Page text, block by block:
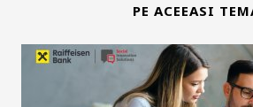
PE ACEEASI